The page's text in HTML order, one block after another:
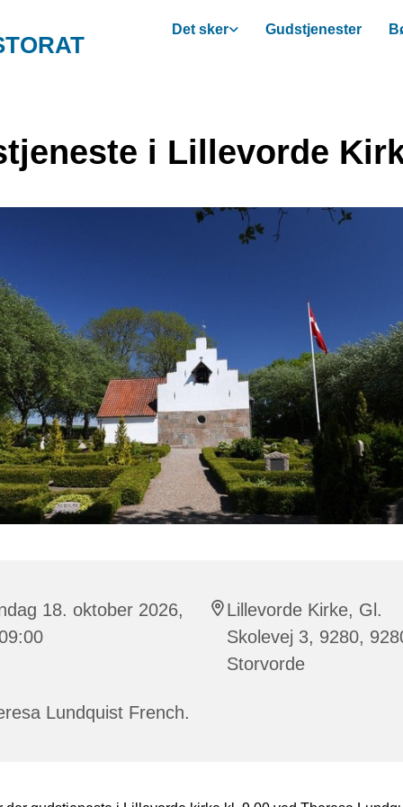
Det sker Gudstjenester
i Lillevorde
18. oktober 2026,
Lillevorde Kirke, Gl.
Skolevej 3, 9280,
Storvorde
Lundquist French.